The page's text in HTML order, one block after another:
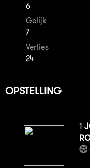
6
Gelijk
7
Verlies
24
OPSTELLING
1